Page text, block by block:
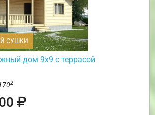
СУШКИ
дом 9х9 с террасой
2